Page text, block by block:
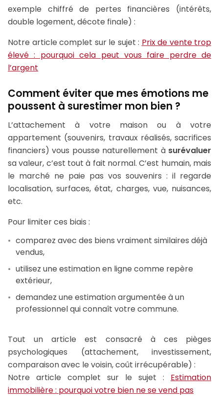
exemple chiffré de pertes financières (intérêts,
double logement, décote finale) :
Notre article complet sur le sujet : Prix de vente trop
élevé : pourquoi cela peut vous faire perdre de
l’argent
Comment éviter que mes émotions me
poussent à surestimer mon bien ?
L’attachement à votre maison ou à votre
appartement (souvenirs, travaux réalisés, sacrifices
financiers) vous pousse naturellement à surévaluer
sa valeur, c’est tout à fait normal. C’est humain, mais
le marché ne paie pas vos souvenirs : il regarde
localisation, surfaces, état, charges, vue, nuisances,
etc.
Pour limiter ces biais :
comparez avec des biens vraiment similaires déjà
vendus,
utilisez une estimation en ligne comme repère
extérieur,
demandez une estimation argumentée à un
professionnel qui connaît votre commune.
Tout un article est consacré à ces pièges
psychologiques (attachement, investissement,
comparaison avec le voisin, coût irrécupérable) :
Notre article complet sur le sujet : Estimation
immobilière : pourquoi votre bien ne se vend pas